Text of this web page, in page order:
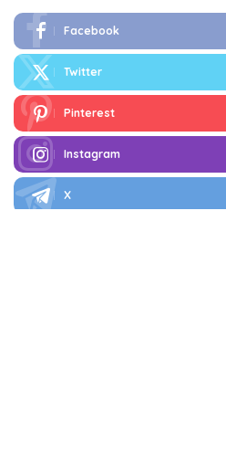
Facebook
Twitter
Pinterest
Instagram
X